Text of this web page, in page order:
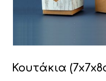
Κουτάκια